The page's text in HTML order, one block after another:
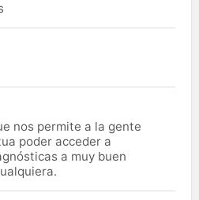
nos permite a la gente
poder acceder a
a muy buen